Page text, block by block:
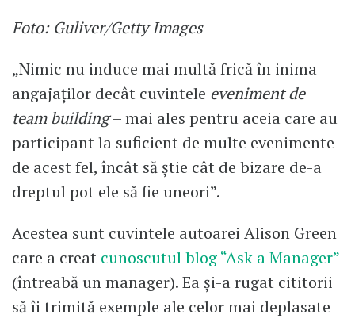
Foto: Guliver/Getty Images
„Nimic nu induce mai multă frică în inima
angajaţilor decât cuvintele eveniment de
team building– mai ales pentru aceia care au
participant la suficient de multe evenimente
de acest fel, încât să ştie cât de bizare de-a
dreptul pot ele să fie uneori”.
Acestea sunt cuvintele autoarei Alison Green
care a creat cunoscutul blog “Ask a Manager”
(întreabă un manager). Ea şi-a rugat cititorii
să îi trimită exemple ale celor mai deplasate